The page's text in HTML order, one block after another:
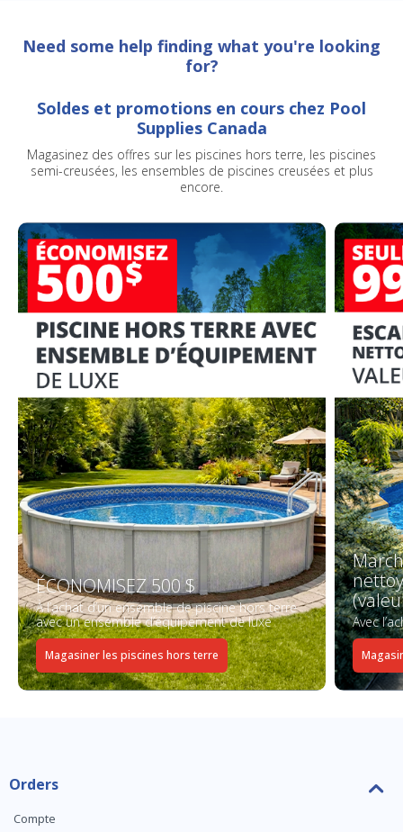
Need some help finding what you're looking
for?
Soldes et promotions en cours chez Pool
Supplies Canada
Magasinez des offres sur les piscines hors terre, les piscines
semi-creusées, les ensembles de piscines creusées et plus
encore.
ÉCONOMISEZ 500 $
À l’achat d’un ensemble de piscine hors terre
avec un ensemble d’équipement de luxe
Magasiner les piscines hors terre
Avec
Orders
Compte